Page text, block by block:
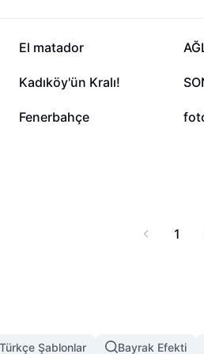
surrounding
news and
everything you
36,5 B
El matador
3,2 B
Kadıköy'ün Kralı!
326
Fenerbahçe
1
Türkçe Şablonlar Bayrak Efekti